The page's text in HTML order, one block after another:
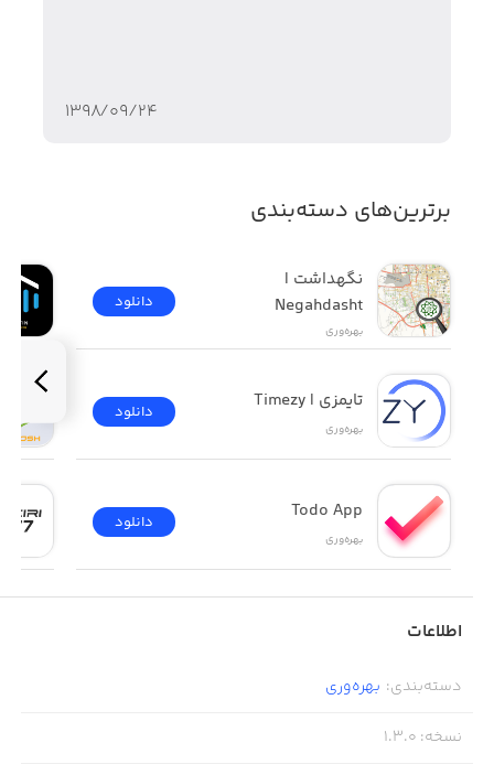
۱۳۹۸/۰۹/۲۴
برترین‌های دسته‌بندی
Negahdasht
بهره‌وری
دانلود
تایمزی | Timezy
بهره‌وری
دانلود
Todo App
بهره‌وری
دانلود
اطلاعات
دسته‌بندی: بهره‌وری
نسخه:
1.3.0